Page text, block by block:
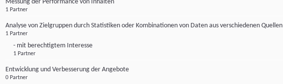
1 Partner
Analyse von Zielgruppen durch Statistiken oder Kombinationen von Daten aus verschiedenen Quellen
1 Partner
- mit berechtigtem Interesse
1 Partner
Entwicklung und Verbesserung der Angebote
0 Partner